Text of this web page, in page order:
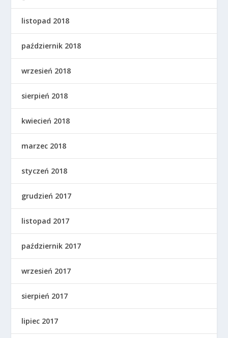
listopad 2018
październik 2018
wrzesień 2018
sierpień 2018
kwiecień 2018
marzec 2018
styczeń 2018
grudzień 2017
listopad 2017
październik 2017
wrzesień 2017
sierpień 2017
lipiec 2017